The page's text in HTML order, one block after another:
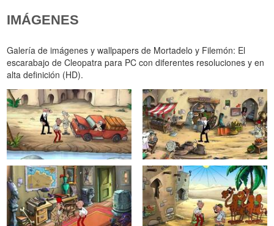
IMÁGENES
Galería de imágenes y wallpapers de Mortadelo y Filemón: El
escarabajo de Cleopatra para PC con diferentes resoluciones y en
alta definición (HD).